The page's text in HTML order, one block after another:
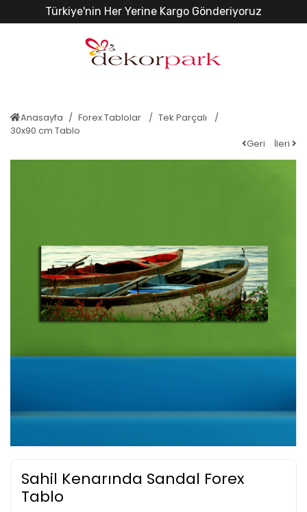
Türkiye'nin Her Yerine Kargo Gönderiyoruz
Anasayfa Forex Tablolar
Tek Parçalı
30x90 cm Tablo
Geri
İleri
Sahil Kenarında Sandal Forex
Tablo